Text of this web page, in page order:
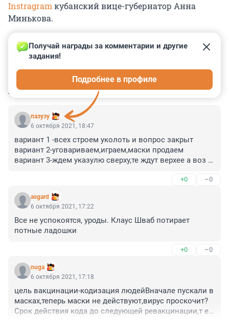
Instragram кубанский вице-губернатор Анна
Минькова.
КОММЕНТАРИИ 16
пазузу
Получай награды за комментарии и другие
задания!
Подробнее в профиле
6 октября 2021, 18:47
вариант 1 -всех строем уколоть и вопрос закрыт
вариант 2-уговариваем,играем,маски продаем
вариант 3-ждем указулю сверху,те ждут верхее а воз
+0 –0
asgard
6 октября 2021, 17:22
Все не успокоятся, уроды. Клаус Шваб потирает
потные ладошки
+0 –0
nuga
6 октября 2021, 17:18
цель вакцинации-кодизация людейВначале пускали в
масках,теперь маски не действуют,вирус проскочит?
Срок действия кода до следующей ревакцинации,т е